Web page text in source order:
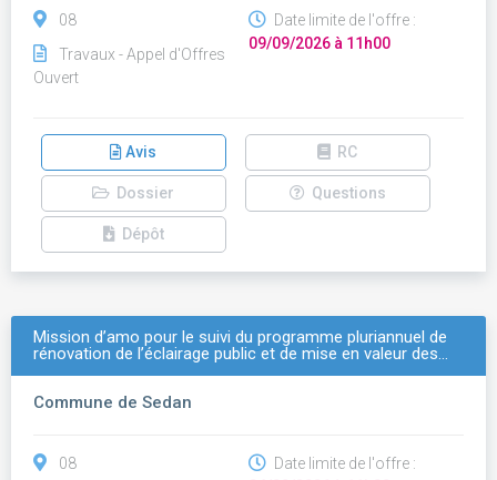
08
Travaux - Appel d'Offres
Ouvert
Date limite de l'offre :
09/09/2026 à 11h00
Avis RC
Dossier Questions
Dépôt
Mission d’amo pour le suivi du programme pluriannuel de
rénovation de l’éclairage public et de mise en valeur des…
Commune de Sedan
08
Date limite de l'offre :